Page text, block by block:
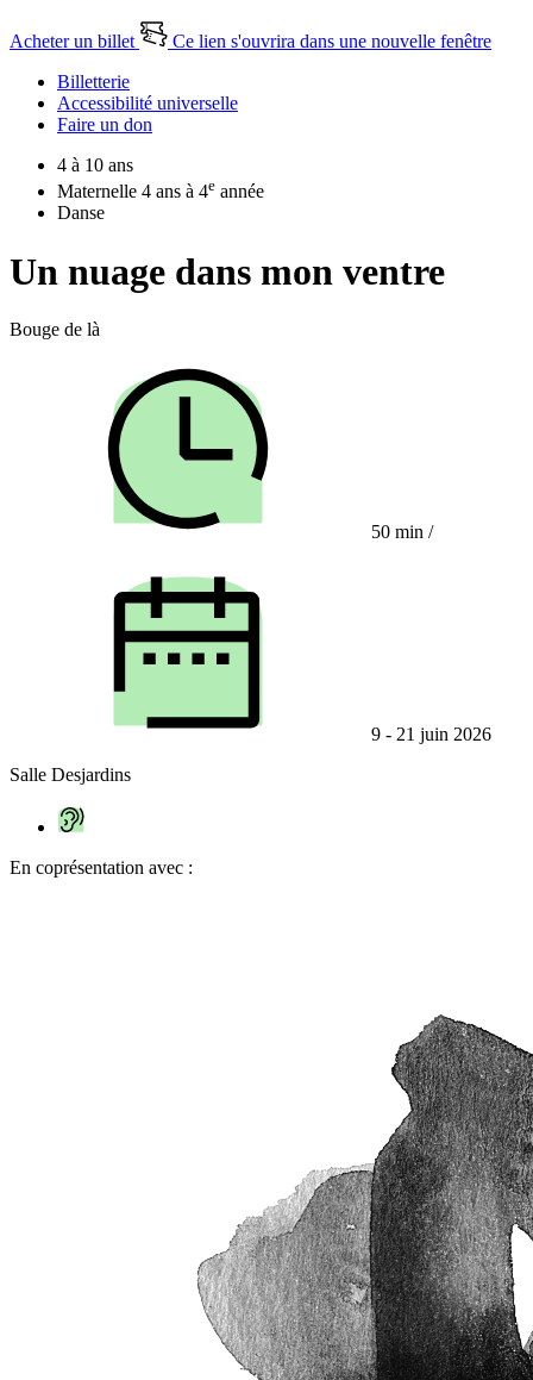
Acheter un billet
Ce lien s'ouvrira dans une nouvelle fenêtre
Billetterie
Accessibilité universelle
Faire un don
4 à 10 ans
Maternelle 4 ans à 4e année
Danse
Un nuage dans mon ventre
Bouge de là
50 min /
9 - 21 juin 2026
Salle Desjardins
En coprésentation avec :